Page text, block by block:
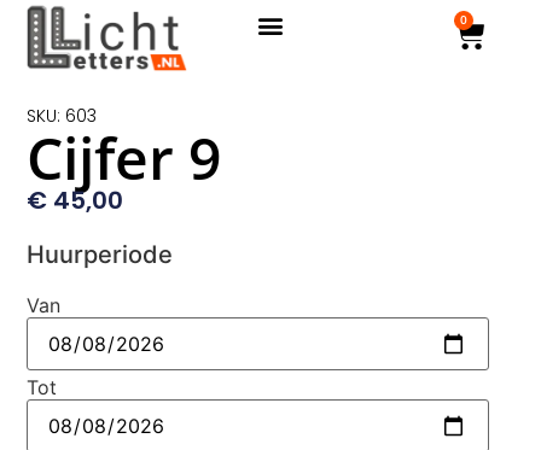
0
SKU: 603
Cijfer 9
€ 45,00
Huurperiode
Van
Tot